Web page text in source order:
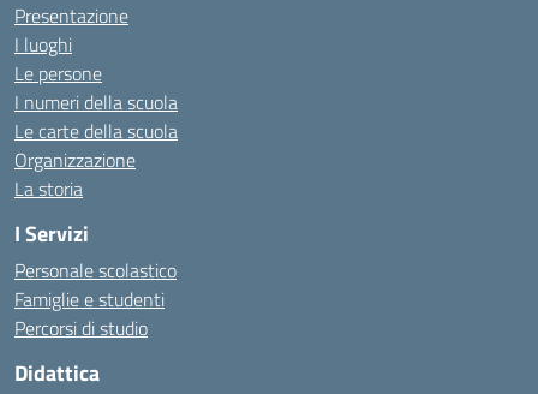
Presentazione
I luoghi
Le persone
I numeri della scuola
Le carte della scuola
Organizzazione
La storia
I Servizi
Personale scolastico
Famiglie e studenti
Percorsi di studio
Didattica